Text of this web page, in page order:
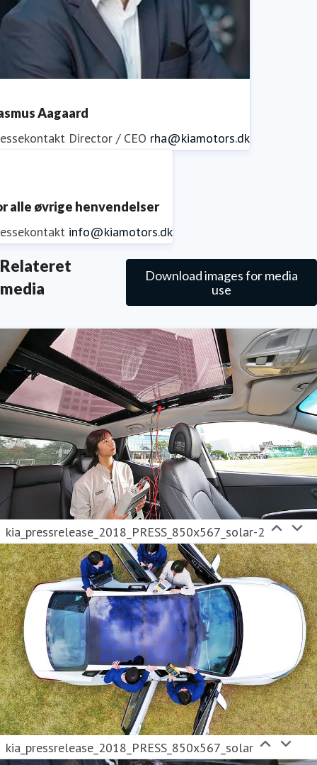
Aagaard
Director / CEO rha@kiamotors.dk
alle øvrige henvendelser
info@kiamotors.dk
Relateret
media
Download images for media
use
kia_pressrelease_2018_PRESS_850x567_solar-2
kia_pressrelease_2018_PRESS_850x567_solar